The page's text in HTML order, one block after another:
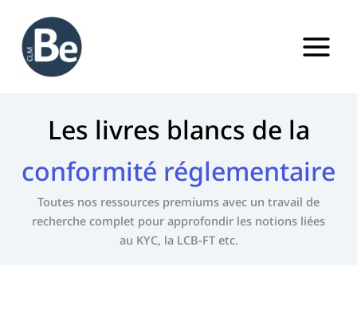
contenu
Les livres blancs de la
conformité réglementaire
Toutes nos ressources premiums avec un travail de
recherche complet pour approfondir les notions liées
au KYC, la LCB-FT etc.